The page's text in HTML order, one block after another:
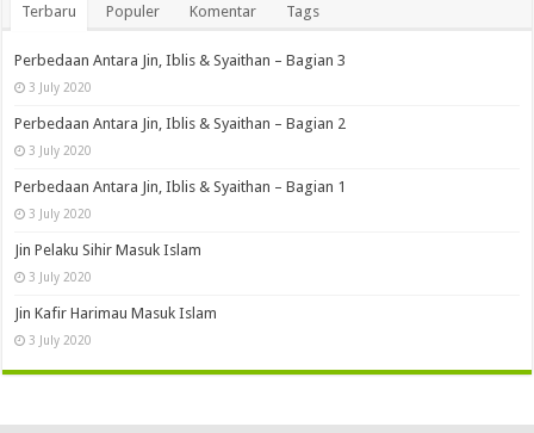
Terbaru Populer Komentar Tags
Perbedaan Antara Jin, Iblis & Syaithan – Bagian 3
3 July 2020
Perbedaan Antara Jin, Iblis & Syaithan – Bagian 2
3 July 2020
Perbedaan Antara Jin, Iblis & Syaithan – Bagian 1
3 July 2020
Jin Pelaku Sihir Masuk Islam
3 July 2020
Jin Kafir Harimau Masuk Islam
3 July 2020